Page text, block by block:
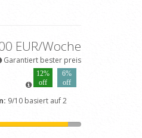
EUR/Woche
Garantiert bester preis
12%
off
6%
off
9/10 basiert auf 2